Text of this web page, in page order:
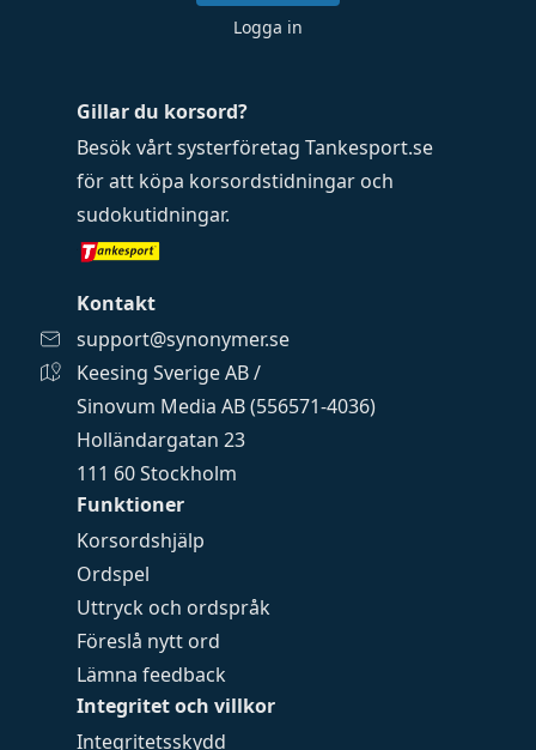
Funktioner
Korsordshjälp
Ordspel
Uttryck och ordspråk
Föreslå nytt ord
Lämna feedback
Integritet och villkor
Integritetsskydd
Gillar du korsord?
Besök vårt systerföretag Tankesport.se
för att köpa korsordstidningar och
sudokutidningar.
Kontakt
support@synonymer.se
Keesing Sverige AB /
Sinovum Media AB (556571-4036)
Holländargatan 23
111 60 Stockholm
Logga in